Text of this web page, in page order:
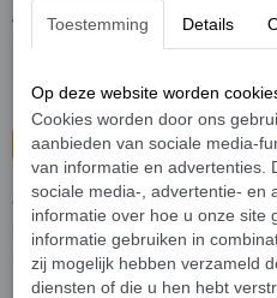
Adet
Sepete ekle
Türkiye’de tarih denilince akla ilk
kaleminden Osmanlı hukuk
üzerine pek konuşulmayan
Toestemming Details
Op deze website worden
Cookies worden door ons
aanbieden van sociale media-
van informatie en advertenties.
sociale media-, advertentie- en
informatie over hoe u onze site
informatie gebruiken in
zij mogelijk hebben verzameld
diensten of die u hen hebt